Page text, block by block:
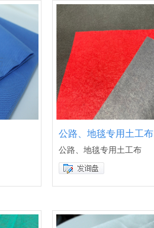
公路、地毯专用土工布
公路、地毯专用土工布